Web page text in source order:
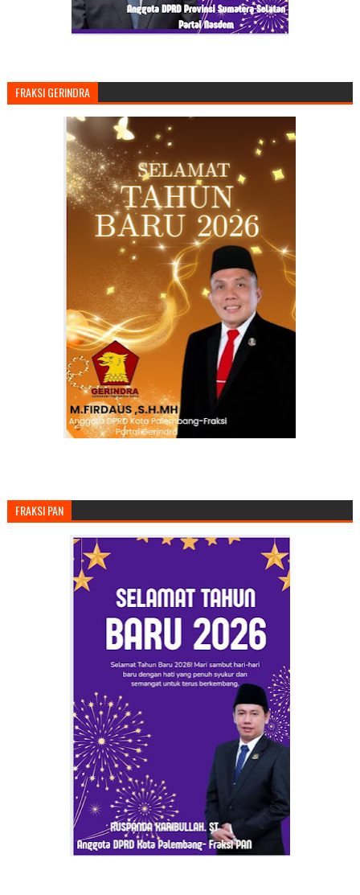
FRAKSI GERINDRA
FRAKSI PAN